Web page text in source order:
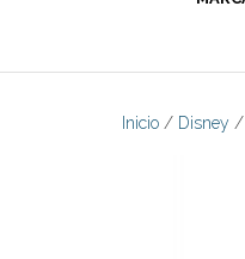
Inicio / Disney /